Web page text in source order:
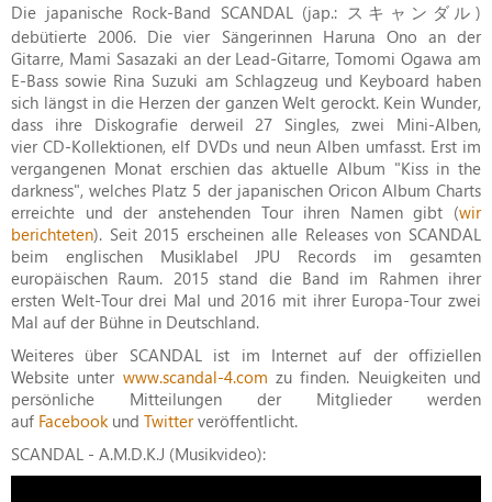
Die japanische Rock-Band SCANDAL (jap.: スキャンダル)
debütierte 2006. Die vier Sängerinnen Haruna Ono an der
Gitarre, Mami Sasazaki an der Lead-Gitarre, Tomomi Ogawa am
E-Bass sowie Rina Suzuki am Schlagzeug und Keyboard haben
sich längst in die Herzen der ganzen Welt gerockt. Kein Wunder,
dass ihre Diskografie derweil 27 Singles, zwei Mini-Alben,
vier CD-Kollektionen, elf DVDs und neun Alben umfasst. Erst im
vergangenen Monat erschien das aktuelle Album "Kiss in the
darkness", welches Platz 5 der japanischen Oricon Album Charts
erreichte und der anstehenden Tour ihren Namen gibt (wir
berichteten). Seit 2015 erscheinen alle Releases von SCANDAL
beim englischen Musiklabel JPU Records im gesamten
europäischen Raum. 2015 stand die Band im Rahmen ihrer
ersten Welt-Tour drei Mal und 2016 mit ihrer Europa-Tour zwei
Mal auf der Bühne in Deutschland.
Weiteres über SCANDAL ist im Internet auf der offiziellen
Website unter www.scandal-4.com zu finden. Neuigkeiten und
persönliche Mitteilungen der Mitglieder werden
auf Facebookund Twitterveröffentlicht.
SCANDAL - A.M.D.K.J (Musikvideo):